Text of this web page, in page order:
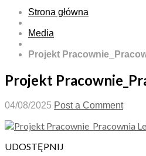
Strona główna
Media
Projekt
Projekt
04/08/2025 Post a Comment
UDOSTĘPNIJ